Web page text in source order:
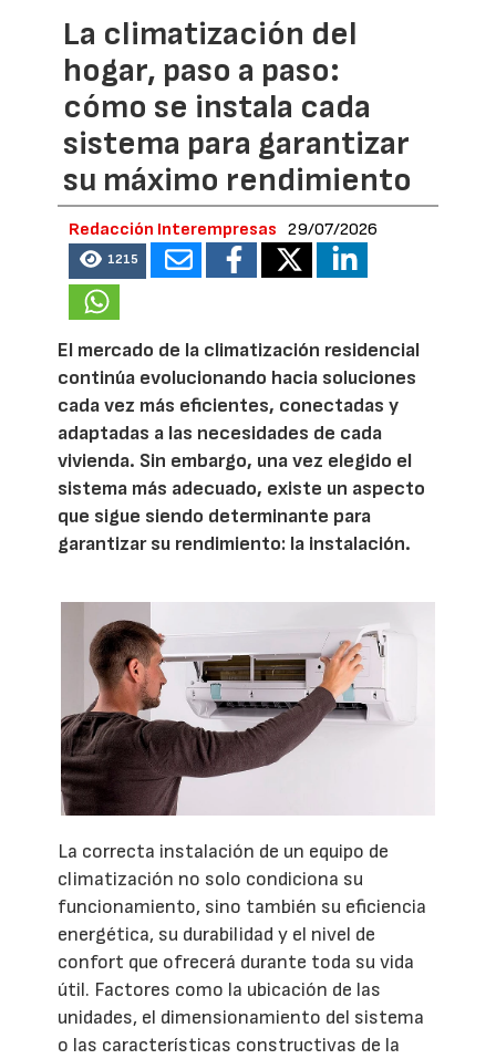
La climatización del
hogar, paso a paso:
cómo se instala cada
sistema para garantizar
su máximo rendimiento
Redacción Interempresas 29/07/2026
1215
El mercado de la climatización residencial
continúa evolucionando hacia soluciones
cada vez más eficientes, conectadas y
adaptadas a las necesidades de cada
vivienda. Sin embargo, una vez elegido el
sistema más adecuado, existe un aspecto
que sigue siendo determinante para
garantizar su rendimiento: la instalación.
La correcta instalación de un equipo de
climatización no solo condiciona su
funcionamiento, sino también su eficiencia
energética, su durabilidad y el nivel de
confort que ofrecerá durante toda su vida
útil. Factores como la ubicación de las
unidades, el dimensionamiento del sistema
o las características constructivas de la